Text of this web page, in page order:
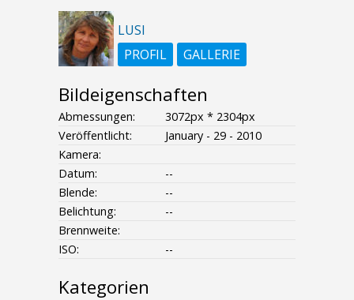
LUSI
PROFIL
GALLERIE
Bildeigenschaften
Abmessungen:
3072px * 2304px
Veröffentlicht:
January - 29 - 2010
Kamera:
Datum:
--
Blende:
--
Belichtung:
--
Brennweite:
ISO:
--
Kategorien